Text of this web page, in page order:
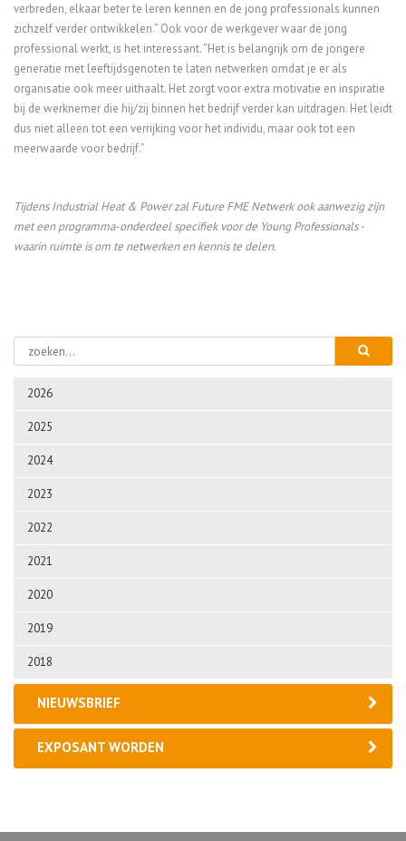
2026
2025
2024
2023
2022
2021
2020
2019
2018
NIEUWSBRIEF
EXPOSANT WORDEN
verbreden, elkaar beter te leren kennen en de jong professionals kunnen
zichzelf verder ontwikkelen.” Ook voor de werkgever waar de jong
professional werkt, is het interessant. “Het is belangrijk om de jongere
generatie met leeftijdsgenoten te laten netwerken omdat je er als
organisatie ook meer uithaalt. Het zorgt voor extra motivatie en inspiratie
bij de werknemer die hij/zij binnen het bedrijf verder kan uitdragen. Het leidt
dus niet alleen tot een verrijking voor het individu, maar ook tot een
meerwaarde voor bedrijf.”
Tijdens Industrial Heat & Power zal Future FME Netwerk ook aanwezig zijn
met een programma-onderdeel specifiek voor de Young Professionals -
waarin ruimte is om te netwerken en kennis te delen.